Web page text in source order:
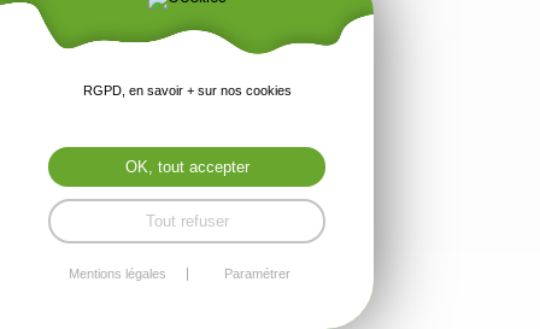
RGPD, en savoir + sur nos cookies
OK, tout accepter
Tout refuser
Mentions légales Paramétrer